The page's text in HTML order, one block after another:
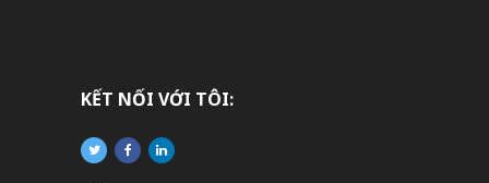
KẾT NỐI VỚI TÔI: